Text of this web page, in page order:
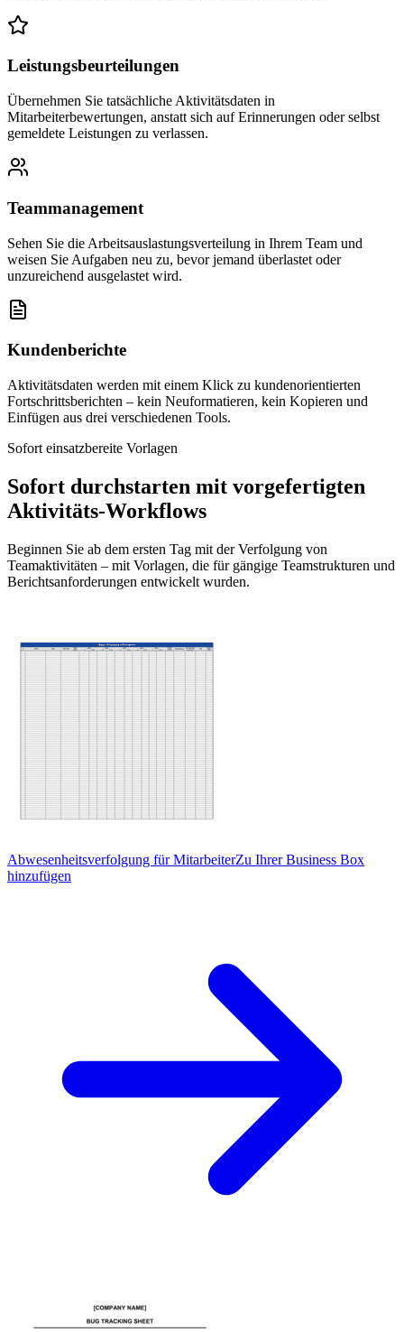
Leistungsbeurteilungen
Übernehmen Sie tatsächliche Aktivitätsdaten in
Mitarbeiterbewertungen, anstatt sich auf Erinnerungen oder selbst
gemeldete Leistungen zu verlassen.
Teammanagement
Sehen Sie die Arbeitsauslastungsverteilung in Ihrem Team und
weisen Sie Aufgaben neu zu, bevor jemand überlastet oder
unzureichend ausgelastet wird.
Kundenberichte
Aktivitätsdaten werden mit einem Klick zu kundenorientierten
Fortschrittsberichten – kein Neuformatieren, kein Kopieren und
Einfügen aus drei verschiedenen Tools.
Sofort einsatzbereite Vorlagen
Sofort durchstarten mit vorgefertigten
Aktivitäts-Workflows
Beginnen Sie ab dem ersten Tag mit der Verfolgung von
Teamaktivitäten – mit Vorlagen, die für gängige Teamstrukturen und
Berichtsanforderungen entwickelt wurden.
Abwesenheitsverfolgung für MitarbeiterZu Ihrer Business Box
hinzufügen